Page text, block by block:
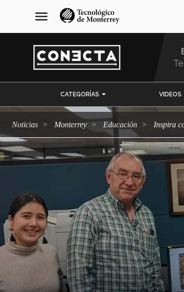
navegación
principal
menu
CATEGORÍAS VIDEOS
Noticias Monterrey Educación Inspira